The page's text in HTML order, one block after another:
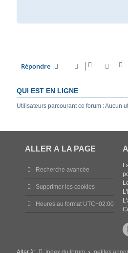
Répondre
QUI EST EN LIGNE
Utilisateurs parcourant ce forum : Aucun
ALLER À LA PAGE
Recherche avancée
Supprimer les cookies
Heures au format UTC+02:00